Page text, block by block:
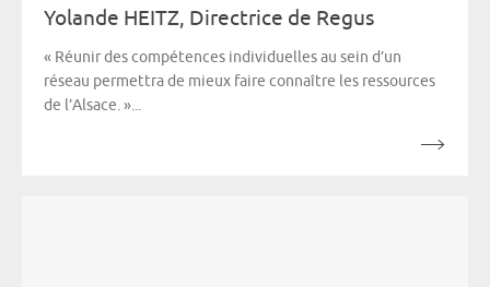
Yolande HEITZ, Directrice de Regus
« Réunir des compétences individuelles au sein d’un
réseau permettra de mieux faire connaître les ressources
de l’Alsace. »...